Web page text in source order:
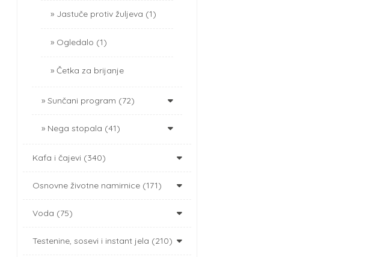
Jastuče protiv žuljeva (1)
Ogledalo (1)
Četka za brijanje
Sunčani program (72)
Nega stopala (41)
Kafa i čajevi (340)
Osnovne životne namirnice (171)
Voda (75)
Testenine, sosevi i instant jela (210)